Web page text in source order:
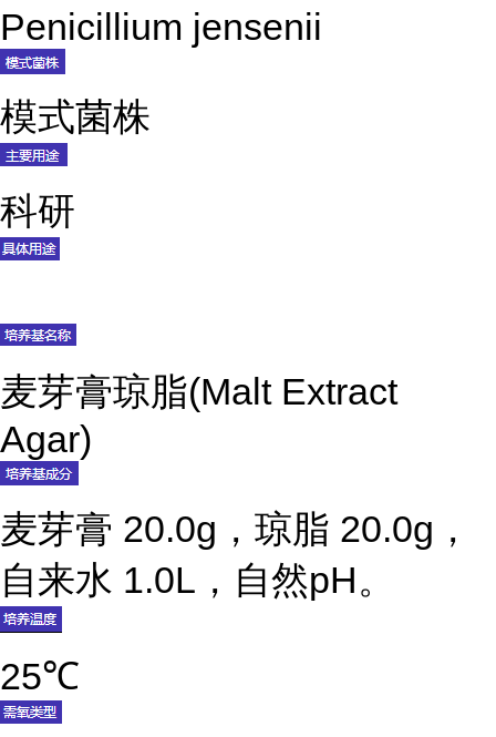
Penicillium jensenii
模式菌株
科研
麦芽膏琼脂(Malt Extract
Agar)
麦芽膏 20.0g，琼脂 20.0g，
自来水 1.0L，自然pH。
25℃